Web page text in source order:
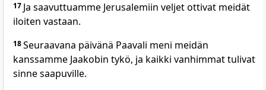
17 Ja saavuttuamme Jerusalemiin veljet ottivat meidät
iloiten vastaan.
18Seuraavana päivänä Paavali meni meidän
kanssamme Jaakobin tykö, ja kaikki vanhimmat tulivat
sinne saapuville.